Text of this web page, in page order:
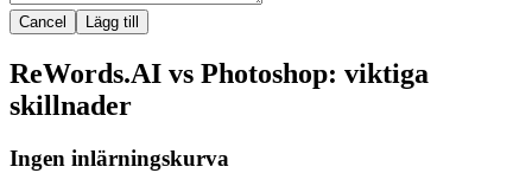
Cancel Lägg till
ReWords.AI vs Photoshop: viktiga
skillnader
Ingen inlärningskurva